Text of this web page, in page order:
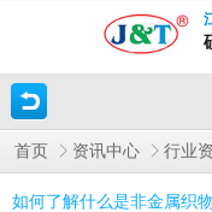
首页 资讯中心 行业
如何了解什么是非金属织